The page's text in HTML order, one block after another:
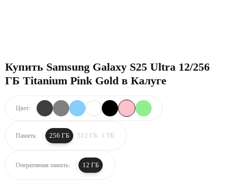
Купить Samsung Galaxy S25 Ultra 12/256
ГБ Titanium Pink Gold в Калуге
Цвет:
Память: 256 ГБ 512 ГБ 1 ТБ
Оперативная память: 12 ГБ